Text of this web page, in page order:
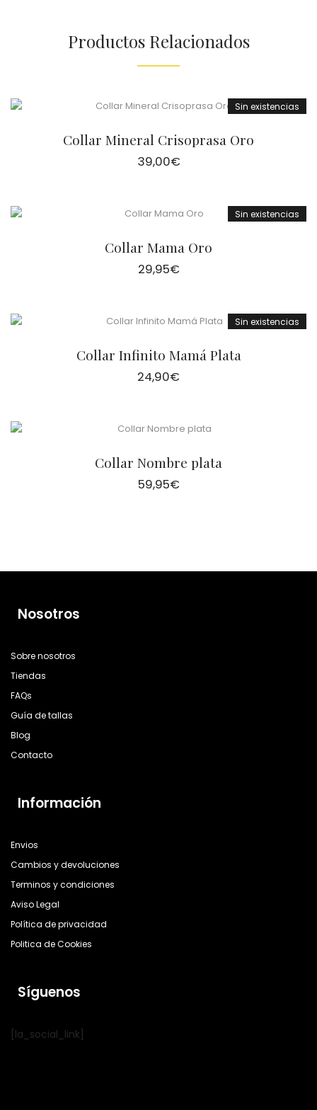
Productos Relacionados
Sin existencias
Collar Mineral Crisoprasa Oro
39,00€
Sin existencias
Collar Mama Oro
29,95€
Sin existencias
Collar Infinito Mamá Plata
24,90€
Collar Nombre plata
59,95€
Nosotros
Sobre nosotros
Tiendas
FAQs
Guía de tallas
Blog
Contacto
Información
Envios
Cambios y devoluciones
Terminos y condiciones
Aviso Legal
Política de privacidad
Politica de Cookies
Síguenos
[la_social_link]